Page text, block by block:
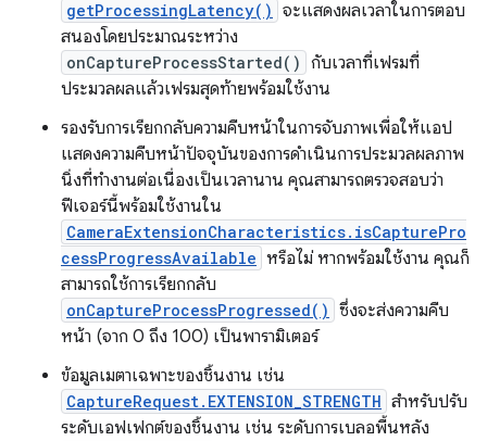
getProcessingLatency() จะแสดงผลเวลาในการตอบ
สนองโดยประมาณระหว่าง
onCaptureProcessStarted() กับเวลาที่เฟรมที่
ประมวลผลแล้วเฟรมสุดท้ายพร้อมใช้งาน
รองรับการเรียกกลับความคืบหน้าในการจับภาพเพื่อให้แอป
แสดงความคืบหน้าปัจจุบันของการดำเนินการประมวลผลภาพ
นิ่งที่ทำงานต่อเนื่องเป็นเวลานาน คุณสามารถตรวจสอบว่า
ฟีเจอร์นี้พร้อมใช้งานใน
CameraExtensionCharacteristics.isCapturePro
cessProgressAvailable หรือไม่ หากพร้อมใช้งาน คุณก็
สามารถใช้การเรียกกลับ
onCaptureProcessProgressed() ซึ่งจะส่งความคืบ
หน้า (จาก 0 ถึง 100) เป็นพารามิเตอร์
ข้อมูลเมตาเฉพาะของชิ้นงาน เช่น
CaptureRequest.EXTENSION_STRENGTH สำหรับปรับ
ระดับเอฟเฟกต์ของชิ้นงาน เช่น ระดับการเบลอพื้นหลัง